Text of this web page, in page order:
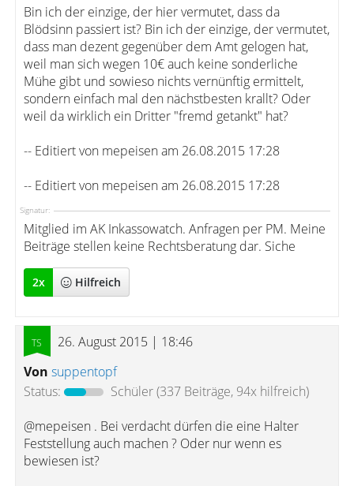
Bin ich der einzige, der hier vermutet, dass da
Blödsinn passiert ist? Bin ich der einzige, der vermutet,
dass man dezent gegenüber dem Amt gelogen hat,
weil man sich wegen 10€ auch keine sonderliche
Mühe gibt und sowieso nichts vernünftig ermittelt,
sondern einfach mal den nächstbesten krallt? Oder
weil da wirklich ein Dritter "fremd getankt" hat?
-- Editiert von mepeisen am 26.08.2015 17:28
-- Editiert von mepeisen am 26.08.2015 17:28
Signatur:
Mitglied im AK Inkassowatch. Anfragen per PM. Meine
Beiträge stellen keine Rechtsberatung dar. Siche
2x Hilfreich
26. August 2015 | 18:46
Von suppentopf
Status:
Schüler(337 Beiträge, 94x hilfreich)
@mepeisen . Bei verdacht dürfen die eine Halter
Feststellung auch machen ? Oder nur wenn es
bewiesen ist?